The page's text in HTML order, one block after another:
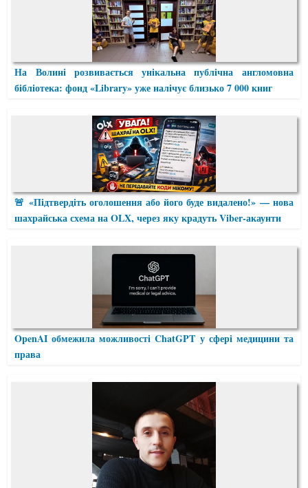
На Волині розвивається унікальна публічна англомовна
бібліотека: фонд «Library» уже налічує близько 7 000 книг
🚨 «Підтвердіть оголошення або його буде видалено!» — нова
шахрайська схема на OLX, через яку крадуть Viber-акаунти
OpenAI обмежила можливості ChatGPT у сфері медицини та
права